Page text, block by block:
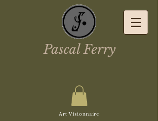
Pascal Ferry
Art Visionnaire